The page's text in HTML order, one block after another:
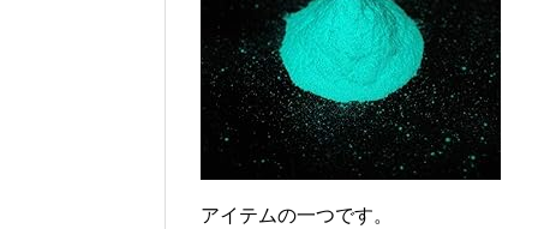
アイテムの一つです。